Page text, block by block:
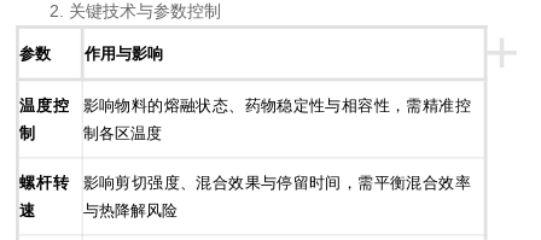
2. 关键技术与参数控制
+
参数 作用与影响
温度控
制
影响物料的熔融状态、药物稳定性与相容性，需精准控
制各区温度
螺杆转
速
影响剪切强度、混合效果与停留时间，需平衡混合效率
与热降解风险